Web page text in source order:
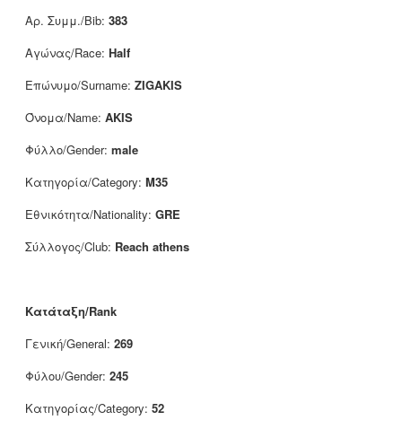
Αρ. Συμμ./Bib: 383
Αγώνας/Race: Half
Επώνυμο/Surname: ZIGAKIS
Όνομα/Name: AKIS
Φύλλο/Gender: male
Κατηγορία/Category: M35
Εθνικότητα/Nationality: GRE
Σύλλογος/Club: Reach athens
Κατάταξη/Rank
Γενική/General: 269
Φύλου/Gender: 245
Κατηγορίας/Category: 52